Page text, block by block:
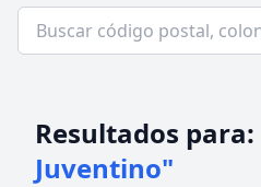
Resultados para:
Juventino"